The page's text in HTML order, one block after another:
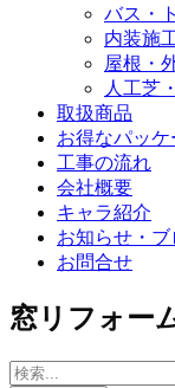
バス・
内装施
屋根・
人工芝
取扱商品
お得なパッ
工事の流れ
会社概要
キャラ紹介
お知らせ・ブ
お問合せ
窓リフォー